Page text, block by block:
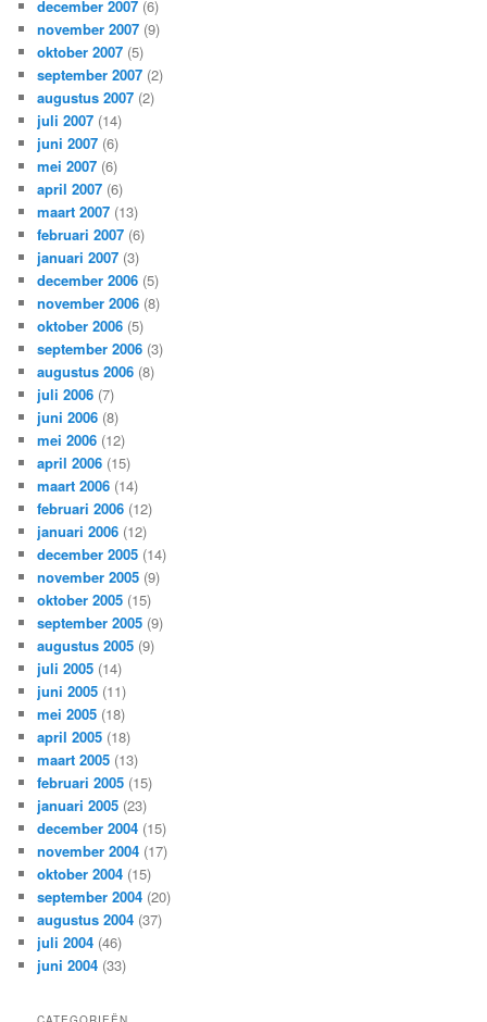
december 2007 (6)
november 2007 (9)
oktober 2007 (5)
september 2007 (2)
augustus 2007 (2)
juli 2007 (14)
juni 2007 (6)
mei 2007 (6)
april 2007 (6)
maart 2007 (13)
februari 2007 (6)
januari 2007 (3)
december 2006 (5)
november 2006 (8)
oktober 2006 (5)
september 2006 (3)
augustus 2006 (8)
juli 2006 (7)
juni 2006 (8)
mei 2006 (12)
april 2006 (15)
maart 2006 (14)
februari 2006 (12)
januari 2006 (12)
december 2005 (14)
november 2005 (9)
oktober 2005 (15)
september 2005 (9)
augustus 2005 (9)
juli 2005 (14)
juni 2005 (11)
mei 2005 (18)
april 2005 (18)
maart 2005 (13)
februari 2005 (15)
januari 2005 (23)
december 2004 (15)
november 2004 (17)
oktober 2004 (15)
september 2004 (20)
augustus 2004 (37)
juli 2004 (46)
juni 2004 (33)